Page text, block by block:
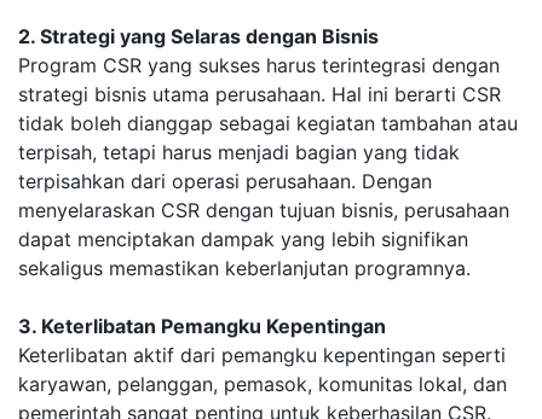
2. Strategi yang Selaras dengan Bisnis
Program CSR yang sukses harus terintegrasi dengan
strategi bisnis utama perusahaan. Hal ini berarti CSR
tidak boleh dianggap sebagai kegiatan tambahan atau
terpisah, tetapi harus menjadi bagian yang tidak
terpisahkan dari operasi perusahaan. Dengan
menyelaraskan CSR dengan tujuan bisnis, perusahaan
dapat menciptakan dampak yang lebih signifikan
sekaligus memastikan keberlanjutan programnya.
3. Keterlibatan Pemangku Kepentingan
Keterlibatan aktif dari pemangku kepentingan seperti
karyawan, pelanggan, pemasok, komunitas lokal, dan
pemerintah sangat penting untuk keberhasilan CSR.